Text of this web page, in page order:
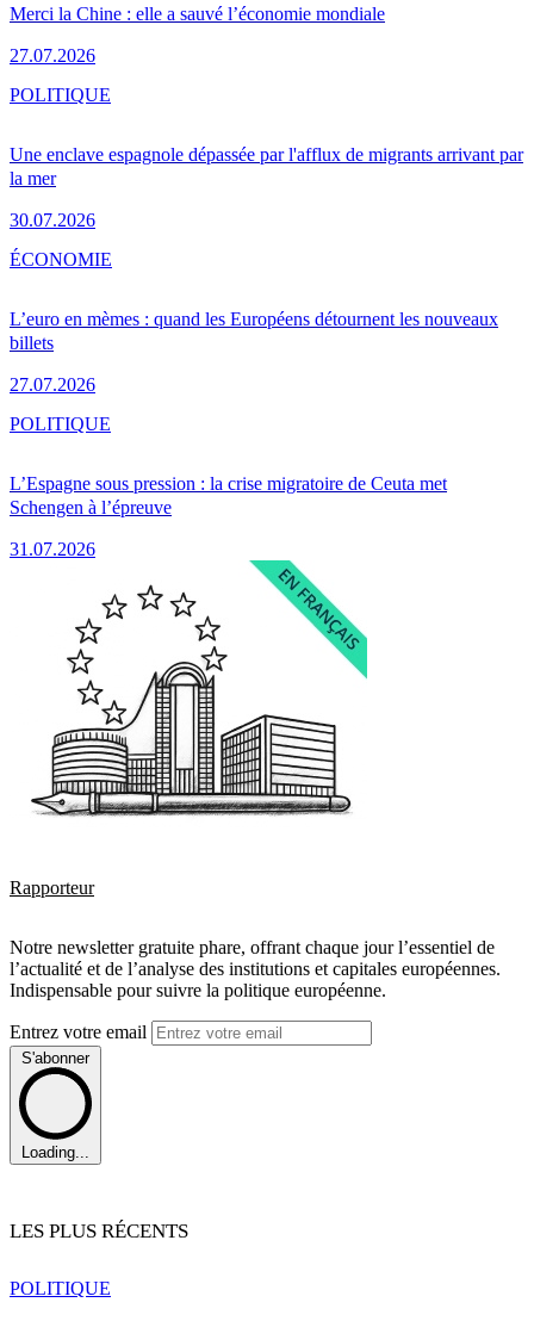
Merci la Chine : elle a sauvé l’économie mondiale
27.07.2026
Une enclave espagnole dépassée par l'afflux de migrants arrivant par
la mer
30.07.2026
POLITIQUE
L’euro en mèmes : quand les Européens détournent les nouveaux
billets
27.07.2026
ÉCONOMIE
L’Espagne sous pression : la crise migratoire de Ceuta met
Schengen à l’épreuve
31.07.2026
POLITIQUE
Rapporteur
Notre newsletter gratuite phare, offrant chaque jour l’essentiel de
l’actualité et de l’analyse des institutions et capitales européennes.
Indispensable pour suivre la politique européenne.
Entrez votre email
S'abonner
Loading...
LES PLUS RÉCENTS
POLITIQUE